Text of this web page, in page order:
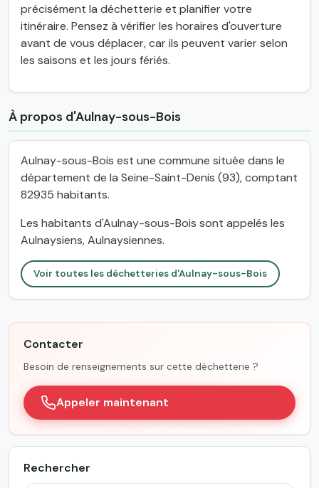
précisément la déchetterie et planifier votre
itinéraire. Pensez à vérifier les horaires d'ouverture
avant de vous déplacer, car ils peuvent varier selon
les saisons et les jours fériés.
À propos d'Aulnay-sous-Bois
Aulnay-sous-Bois est une commune située dans le
département de la Seine-Saint-Denis (93), comptant
82935 habitants.
Les habitants d'Aulnay-sous-Bois sont appelés les
Aulnaysiens, Aulnaysiennes.
Voir toutes les déchetteries d'Aulnay-sous-Bois
Contacter
Besoin de renseignements sur cette déchetterie ?
Appeler maintenant
Rechercher